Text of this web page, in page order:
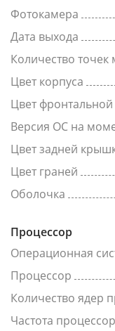
Фотокамера
Дата выхода
Количество
Цвет корпуса
Цвет
Версия ОС на
Цвет задней
Цвет граней
Оболочка
Процессор
Операционная
Процессор
Количество ядер
Частота